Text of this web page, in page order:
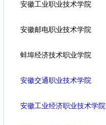
安徽工业职业技术学院
安徽邮电职业技术学院
蚌埠经济技术职业学院
安徽交通职业技术学院
安徽工业经济职业技术学院